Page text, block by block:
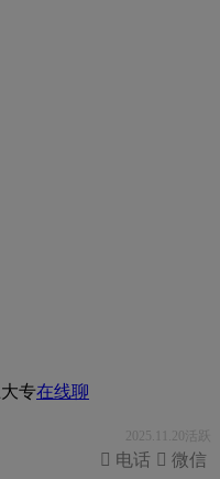
大专在线聊
2025.11.20活跃
 微信
 电话